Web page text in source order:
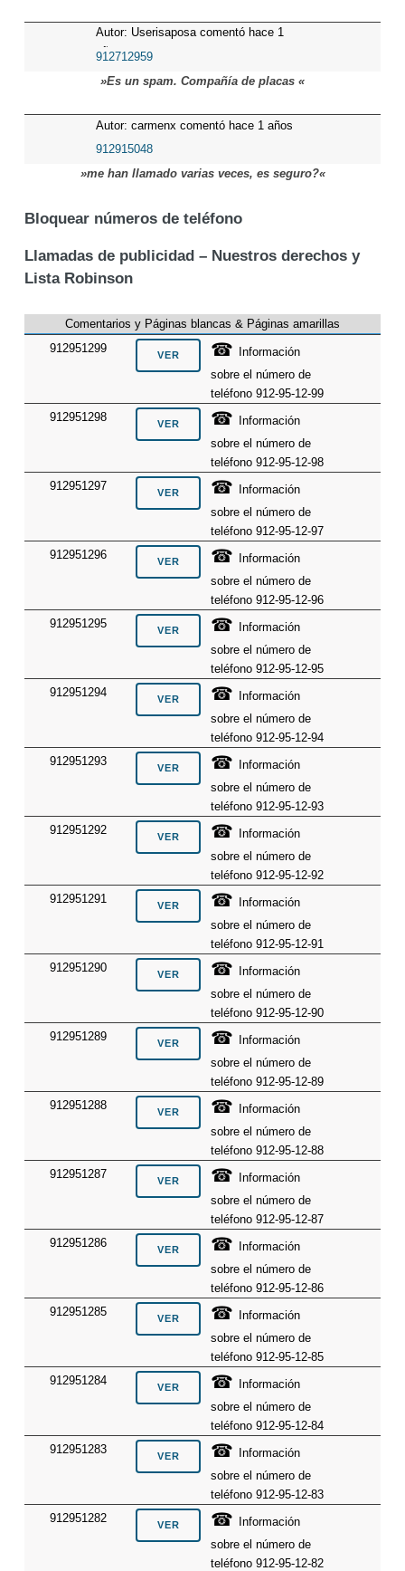
Autor: Userisaposa comentó hace 1
años
912712959
»Es un spam. Compañía de placas «
Autor: carmenx comentó hace 1 años
912915048
»me han llamado varias veces, es seguro?«
Bloquear números de teléfono
Llamadas de publicidad – Nuestros derechos y
Lista Robinson
Comentarios y Páginas blancas & Páginas amarillas
912951299
☎
Información
sobre el número de
teléfono 912-95-12-99
912951298
☎
Información
sobre el número de
teléfono 912-95-12-98
912951297
☎
Información
sobre el número de
teléfono 912-95-12-97
912951296
☎
Información
sobre el número de
teléfono 912-95-12-96
912951295
☎
Información
sobre el número de
teléfono 912-95-12-95
912951294
☎
Información
sobre el número de
teléfono 912-95-12-94
912951293
☎
Información
sobre el número de
teléfono 912-95-12-93
912951292
☎
Información
sobre el número de
teléfono 912-95-12-92
912951291
☎
Información
sobre el número de
teléfono 912-95-12-91
912951290
☎
Información
sobre el número de
teléfono 912-95-12-90
912951289
☎
Información
sobre el número de
teléfono 912-95-12-89
912951288
☎
Información
sobre el número de
teléfono 912-95-12-88
912951287
☎
Información
sobre el número de
teléfono 912-95-12-87
912951286
☎
Información
sobre el número de
teléfono 912-95-12-86
912951285
☎
Información
sobre el número de
teléfono 912-95-12-85
912951284
☎
Información
sobre el número de
teléfono 912-95-12-84
912951283
☎
Información
sobre el número de
teléfono 912-95-12-83
912951282
☎
Información
sobre el número de
teléfono 912-95-12-82